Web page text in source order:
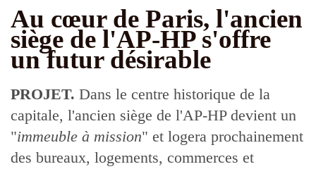
Au cœur de Paris, l'ancien
siège de l'AP-HP s'offre
un futur désirable
PROJET. Dans le centre historique de la
capitale, l'ancien siège de l'AP-HP devient un
"immeuble à mission" et logera prochainement
des bureaux, logements, commerces et